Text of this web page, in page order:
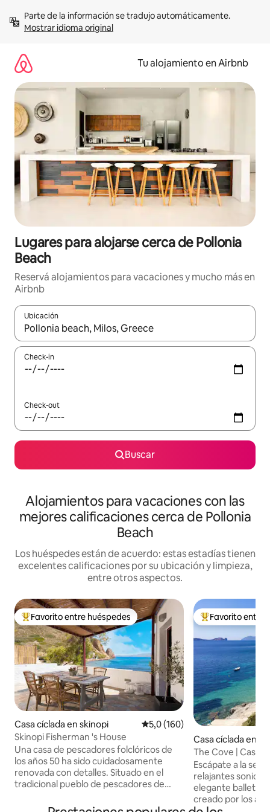
contenidoMostrar idioma original
Tu alojamiento en Airbnb
Lugares para alojarse cerca de Pollonia
Beach
Reservá alojamientos para vacaciones y mucho más en
Airbnb
Ubicación
Cuando los resultados estén disponibles, navegá con las
Check-in
Check-out
Buscar
Alojamientos para vacaciones con las
mejores calificaciones cerca de Pollonia
Beach
Los huéspedes están de acuerdo: estas estadías tienen
excelentes calificaciones por su ubicación y limpieza,
entre otros aspectos.
Favorito entre los huéspedes más destacados
Favorito entre huéspedes
Casa cíclada en skinopi Calificación promedio: 5,0 de
5,0 (160)
Skinopi Fisherman 's House
Una casa de pescadores folclóricos de
los años 50 ha sido cuidadosamente
renovada con detalles. Situado en el
tradicional pueblo de pescadores de
ofrecerá vacaciones excepcionales lejos
Favorito entre
Favorito entre
Casa cíclada en
The Cove | Casa
Escápate a la
relajantes sonidos
elegante ballet de
creado por los